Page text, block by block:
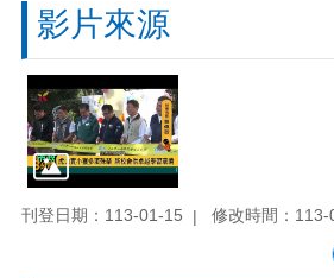
影片來源
刊登日期：113-01-15 修改時間：113-